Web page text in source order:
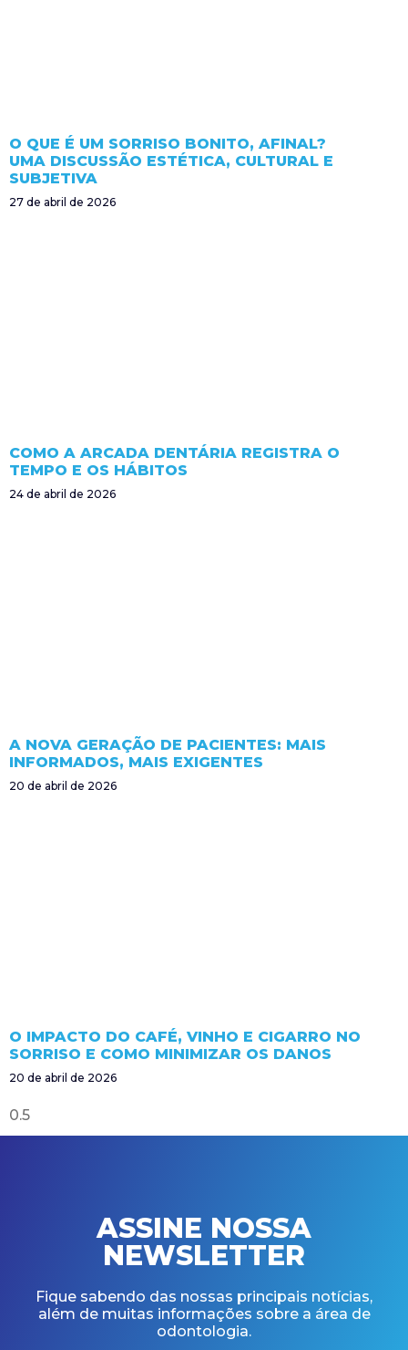
O QUE É UM SORRISO BONITO, AFINAL?
UMA DISCUSSÃO ESTÉTICA, CULTURAL E
SUBJETIVA
27 de abril de 2026
COMO A ARCADA DENTÁRIA REGISTRA O
TEMPO E OS HÁBITOS
24 de abril de 2026
A NOVA GERAÇÃO DE PACIENTES: MAIS
INFORMADOS, MAIS EXIGENTES
20 de abril de 2026
O IMPACTO DO CAFÉ, VINHO E CIGARRO NO
SORRISO E COMO MINIMIZAR OS DANOS
20 de abril de 2026
ASSINE NOSSA
NEWSLETTER
Fique sabendo das nossas principais notícias,
além de muitas informações sobre a área de
odontologia.